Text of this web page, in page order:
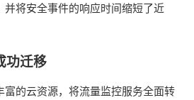
并将安全事件的响应时间缩短了近
功迁移
富的云资源，将流量监控服务全面转